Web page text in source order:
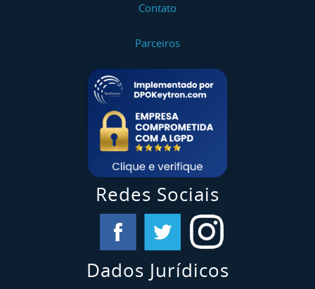
Contato
Parceiros
Redes Sociais
Dados Jurídicos